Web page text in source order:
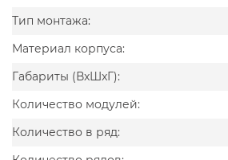
Тип монтажа:
Материал корпуса:
Габариты (ВxШxГ):
Количество модулей:
Количество в ряд: